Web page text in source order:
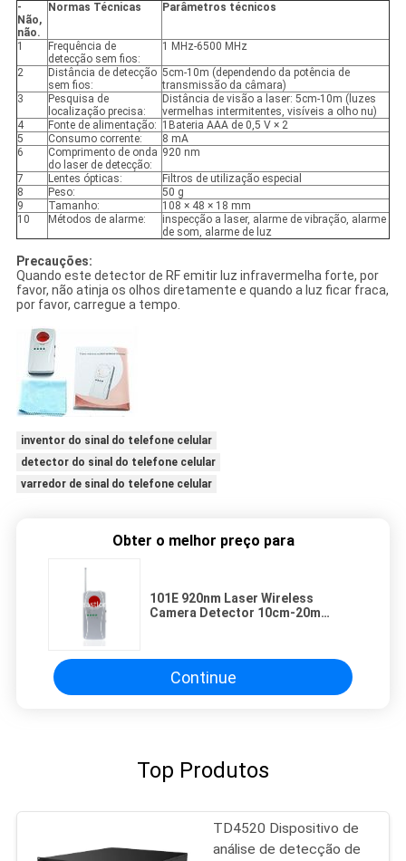
-
Não,
não.
Normas Técnicas Parâmetros técnicos
1
Frequência de
detecção sem fios:
1 MHz-6500 MHz
2
Distância de detecção
sem fios:
5cm-10m (dependendo da potência de
transmissão da câmara)
3
Pesquisa de
localização precisa:
Distância de visão a laser: 5cm-10m (luzes
vermelhas intermitentes, visíveis a olho nu)
4
Fonte de alimentação: 1Bateria AAA de 0,5 V × 2
5
Consumo corrente:
8 mA
6
Comprimento de onda
do laser de detecção:
920 nm
7 Lentes ópticas:
Filtros de utilização especial
8
Peso:
50 g
9
Tamanho:
108 × 48 × 18 mm
10
Métodos de alarme:
inspecção a laser, alarme de vibração, alarme
de som, alarme de luz
Precauções:
Quando este detector de RF emitir luz infravermelha forte, por
favor, não atinja os olhos diretamente e quando a luz ficar fraca,
por favor, carregue a tempo.
inventor do sinal do telefone celular
detector do sinal do telefone celular
varredor de sinal do telefone celular
Obter o melhor preço para
101E 920nm Laser Wireless
Camera Detector 10cm-20m
Continue
Top Produtos
TD4520 Dispositivo de
análise de detecção de